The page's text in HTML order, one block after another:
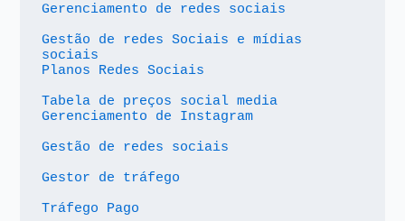
Gerenciamento de redes sociais
Gestão de redes Sociais e mídias
sociais
Planos Redes Sociais
Tabela de preços social media
Gerenciamento de Instagram
Gestão de redes sociais
Gestor de tráfego
Tráfego Pago